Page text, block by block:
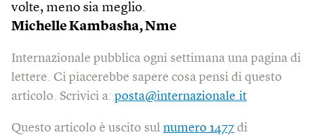
volte, meno sia meglio.
Michelle Kambasha, Nme
Internazionale pubblica ogni settimana una pagina di
lettere. Ci piacerebbe sapere cosa pensi di questo
articolo. Scrivici a: posta@internazionale.it
Questo articolo è uscito sul numero 1477 di